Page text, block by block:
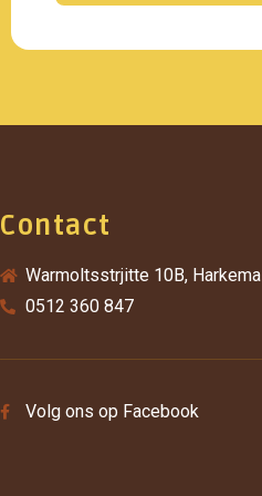
Contact
Warmoltsstrjitte 10B, Harkema
0512 360 847
Volg ons op Facebook